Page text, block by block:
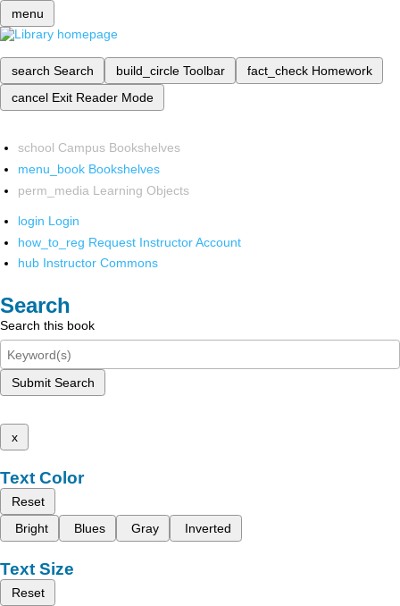
menu
search Search build_circle Toolbar fact_check Homework
cancel Exit Reader Mode
school Campus Bookshelves
menu_book Bookshelves
perm_media Learning Objects
login Login
how_to_reg Request Instructor Account
hub Instructor Commons
Search
Search this book
Submit Search
x
Text Color
Reset
Bright
Blues Gray Inverted
Text Size
Reset